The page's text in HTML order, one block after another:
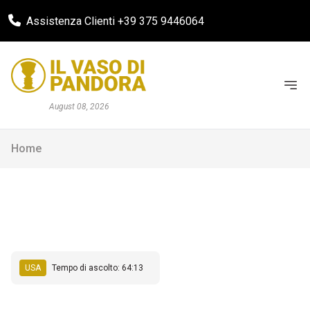
Assistenza Clienti +39 375 9446064
August 08, 2026
Home
USA Tempo di ascolto: 64:13